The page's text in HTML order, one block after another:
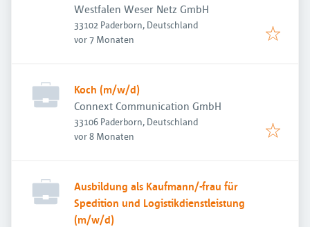
Westfalen Weser Netz GmbH
33102 Paderborn, Deutschland
Veröffentlicht:
vor 7 Monaten
Koch (m/w/d)
Connext Communication GmbH
33106 Paderborn, Deutschland
Veröffentlicht:
vor 8 Monaten
Ausbildung als Kaufmann/-frau für
Spedition und Logistikdienstleistung
(m/w/d)